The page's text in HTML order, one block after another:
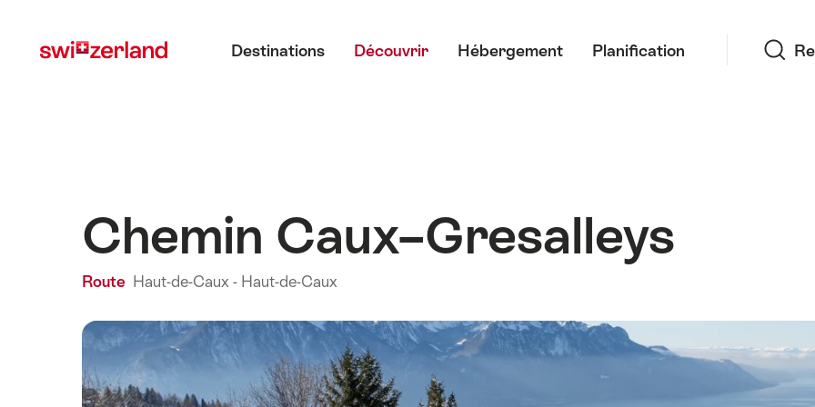
myswitzerland.com
Destinations Découvrir Hébergement Planification
Chemin Caux–Gresalleys
Route Haut-de-Caux - Haut-de-Caux